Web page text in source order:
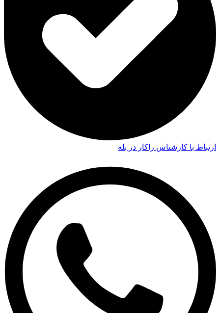
ارتباط با کارشناس راکار در بله